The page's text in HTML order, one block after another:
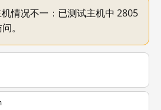
情况不一：已测试主机中 2805
。